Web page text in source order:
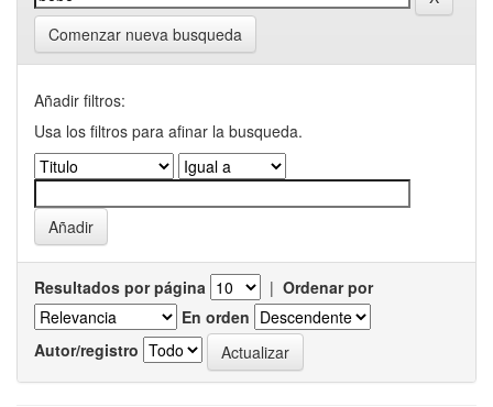
Comenzar nueva busqueda
Añadir filtros:
Usa los filtros para afinar la busqueda.
Resultados por página | Ordenar por
En orden
Autor/registro